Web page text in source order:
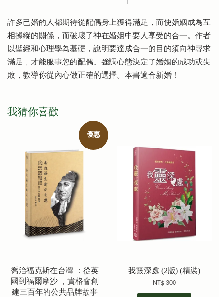
許多已婚的人都期待從配偶身上獲得滿足，而使婚姻成為互
相操縱的關係，而破壞了神在婚姻中要人享受的合一。作者
以聖經和心理學為基礎，說明要達成合一的目的須向神尋求
滿足，才能服事您的配偶。強調心態決定了婚姻的成功或失
敗，教導你從內心做正確的選擇。本書適合新婚！
我猜你喜歡
優惠
喬治福克斯在台灣 ：從英
國到福爾摩沙 ，貴格會創
建三百年的公共品牌故事
我靈深處 (2版) (精裝)
NT$ 300